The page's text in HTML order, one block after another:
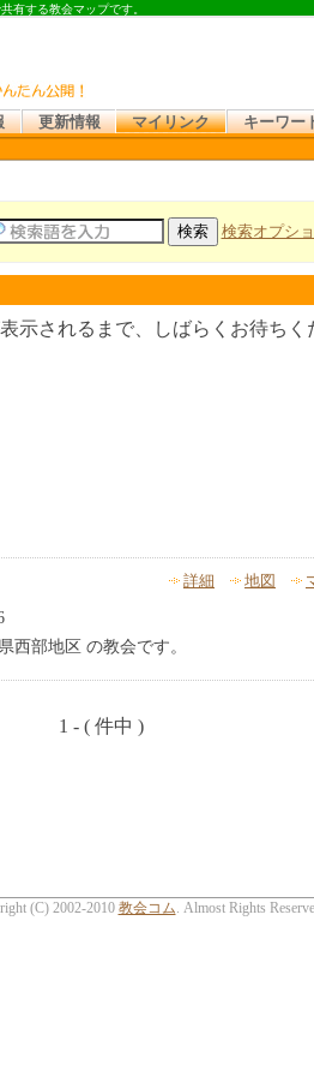
有する教会マップです。
更新情報 マイリンク キーワー
検索オプシ
示されるまで、しばらくお待ちく
詳細 地図
西部地区 の教会です。
1 - ( 件中 )
(C) 2002-2010 教会コム . Almost Rights